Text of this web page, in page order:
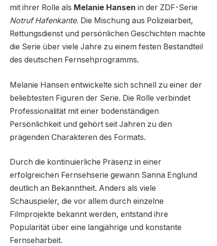
mit ihrer Rolle als Melanie Hansen in der ZDF-Serie
Notruf Hafenkante. Die Mischung aus Polizeiarbeit,
Rettungsdienst und persönlichen Geschichten machte
die Serie über viele Jahre zu einem festen Bestandteil
des deutschen Fernsehprogramms.
Melanie Hansen entwickelte sich schnell zu einer der
beliebtesten Figuren der Serie. Die Rolle verbindet
Professionalität mit einer bodenständigen
Persönlichkeit und gehört seit Jahren zu den
prägenden Charakteren des Formats.
Durch die kontinuierliche Präsenz in einer
erfolgreichen Fernsehserie gewann Sanna Englund
deutlich an Bekanntheit. Anders als viele
Schauspieler, die vor allem durch einzelne
Filmprojekte bekannt werden, entstand ihre
Popularität über eine langjährige und konstante
Fernseharbeit.